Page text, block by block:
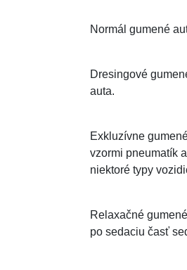
Normál gumené
Dresingové
auta.
Exkluzívne
vzormi pneumatík
niektoré typy
Relaxačné
po sedaciu časť